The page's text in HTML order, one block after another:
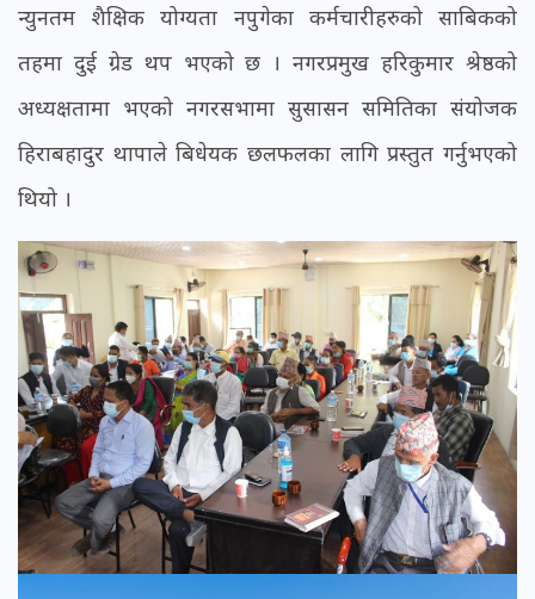
न्युनतम शैक्षिक योग्यता नपुगेका कर्मचारीहरुको साबिकको
तहमा दुई ग्रेड थप भएको छ । नगरप्रमुख हरिकुमार श्रेष्ठको
अध्यक्षतामा भएको नगरसभामा सुसासन समितिका संयोजक
हिराबहादुर थापाले बिधेयक छलफलका लागि प्रस्तुत गर्नुभएको
थियो ।